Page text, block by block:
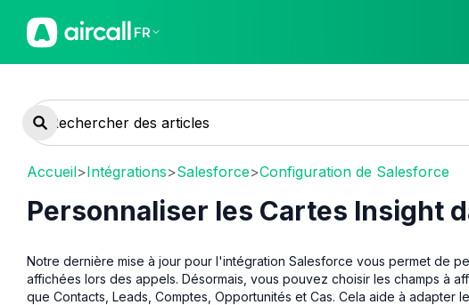
FR
Accueil>Intégrations>Salesforce>Configuration de Salesforce
Personnaliser les Cartes Insight
Notre dernière mise à jour pour l'intégration Salesforce vous permet de
affichées lors des appels. Désormais, vous pouvez choisir les champs à
que Contacts, Leads, Comptes, Opportunités et Cas. Cela aide à adapter